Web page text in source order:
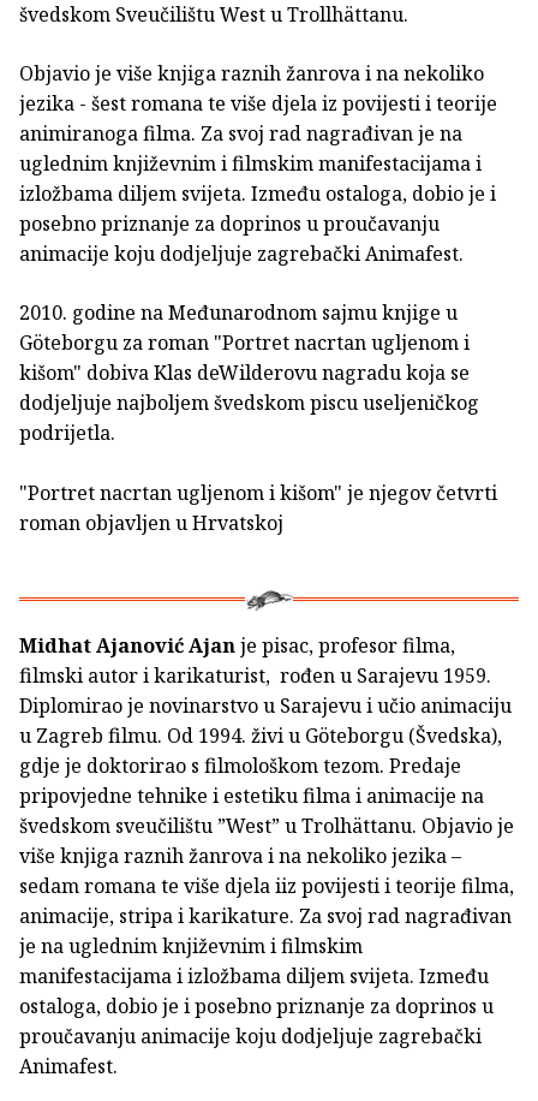
švedskom Sveučilištu West u Trollhättanu.
Objavio je više knjiga raznih žanrova i na nekoliko
jezika - šest romana te više djela iz povijesti i teorije
animiranoga filma. Za svoj rad nagrađivan je na
uglednim književnim i filmskim manifestacijama i
izložbama diljem svijeta. Između ostaloga, dobio je i
posebno priznanje za doprinos u proučavanju
animacije koju dodjeljuje zagrebački Animafest.
2010. godine na Međunarodnom sajmu knjige u
Göteborgu za roman "Portret nacrtan ugljenom i
kišom" dobiva Klas deWilderovu nagradu koja se
dodjeljuje najboljem švedskom piscu useljeničkog
podrijetla.
"Portret nacrtan ugljenom i kišom" je njegov četvrti
roman objavljen u Hrvatskoj
Midhat Ajanović Ajanje pisac, profesor filma,
filmski autor i karikaturist, rođen u Sarajevu 1959.
Diplomirao je novinarstvo u Sarajevu i učio animaciju
u Zagreb filmu. Od 1994. živi u Göteborgu (Švedska),
gdje je doktorirao s filmološkom tezom. Predaje
pripovjedne tehnike i estetiku filma i animacije na
švedskom sveučilištu ”West” u Trolhättanu. Objavio je
više knjiga raznih žanrova i na nekoliko jezika –
sedam romana te više djela iiz povijesti i teorije filma,
animacije, stripa i karikature. Za svoj rad nagrađivan
je na uglednim književnim i filmskim
manifestacijama i izložbama diljem svijeta. Između
ostaloga, dobio je i posebno priznanje za doprinos u
proučavanju animacije koju dodjeljuje zagrebački
Animafest.